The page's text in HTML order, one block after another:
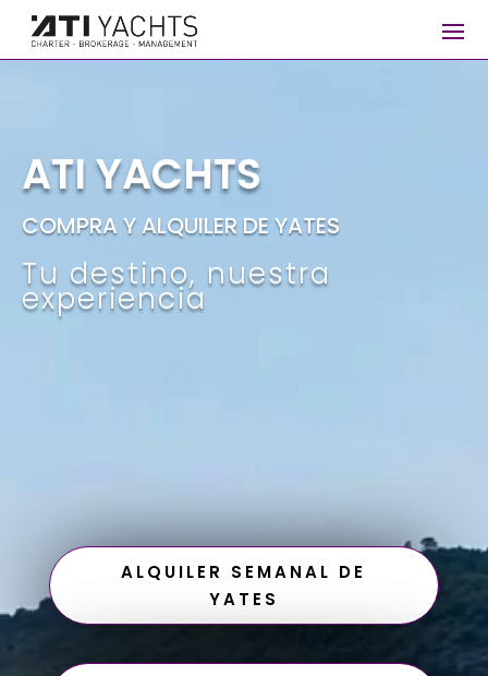
ATI YACHTS
COMPRA Y ALQUILER DE YATES
Tu destino, nuestra
experiencia
ALQUILER SEMANAL DE
YATES